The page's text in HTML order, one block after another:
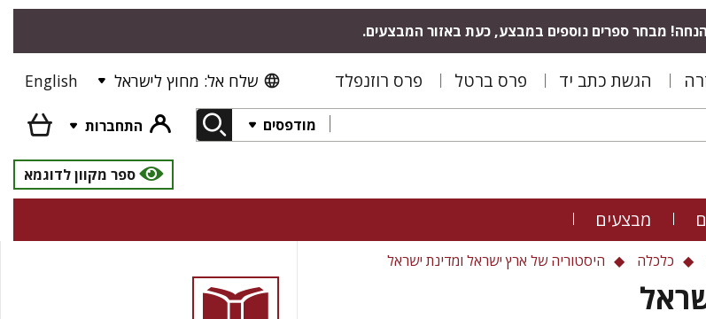
מבחר ספרים נוספים במבצע, כעת באזור המבצעים.
הגשת כתב יד פרס ברטל פרס רוזנפלד שלח אל: מחוץ לישראל English
מודפסים
התחברות
ספר מקוון לדוגמא
מבצעים
כלכלה היסטוריה של ארץ ישראל ומדינת ישראל